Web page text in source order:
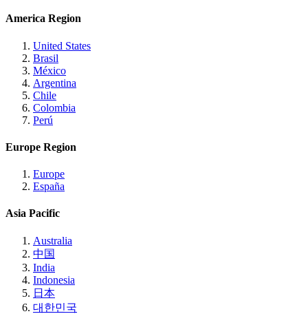
America Region
United States
Brasil
México
Argentina
Chile
Colombia
Perú
Europe Region
Europe
España
Asia Pacific
Australia
中国
India
Indonesia
日本
대한민국